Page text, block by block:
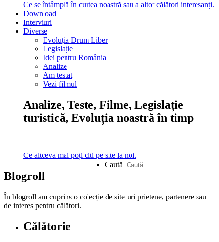
Ce se întâmplă în curtea noastră sau a altor călători interesanți.
Download
Interviuri
Diverse
Evoluția Drum Liber
Legislație
Idei pentru România
Analize
Am testat
Vezi filmul
Analize, Teste, Filme, Legislație
turistică, Evoluția noastră în timp
Ce altceva mai poți citi pe site la noi.
Caută
Blogroll
În blogroll am cuprins o colecție de site-uri prietene, partenere sau
de interes pentru călători.
Călătorie